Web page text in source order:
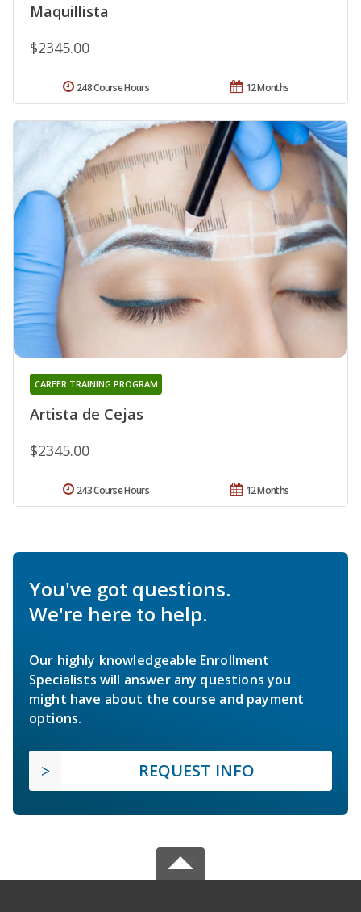
Maquillista
$2345.00
12 Months
248 Course Hours
Artista de Cejas
CAREER TRAINING PROGRAM
$2345.00
12 Months
243 Course Hours
You've got questions.
We're here to help.
Our highly knowledgeable Enrollment
Specialists will answer any questions you
might have about the course and payment
options.
REQUEST INFO